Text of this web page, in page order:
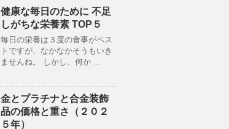
健康な毎日のために 不足
しがちな栄養素 TOP５
毎日の栄養は３度の食事がベス
トですが、なかなかそうもいき
ませんね。 しかし、何か …
金とプラチナと合金装飾
品の価格と重さ（２０２
５年）